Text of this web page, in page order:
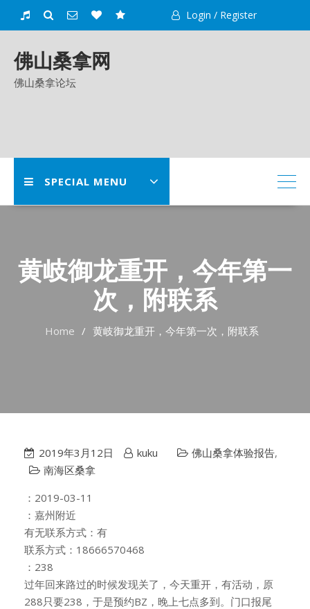
Login / Register
佛山桑拿网
佛山桑拿论坛
SPECIAL MENU
黄岐御龙重开，今年第一
次，附联系
Home 黄岐御龙重开，今年第一次，附联系
2019年3月12日 kuku 佛山桑拿体验报告,
南海区桑拿
：2019-03-11
：嘉州附近
有无联系方式：有
联系方式：18666570468
：238
过年回来路过的时候发现关了，今天重开，有活动，原
288只要238，于是预约BZ，晚上七点多到。门口报尾